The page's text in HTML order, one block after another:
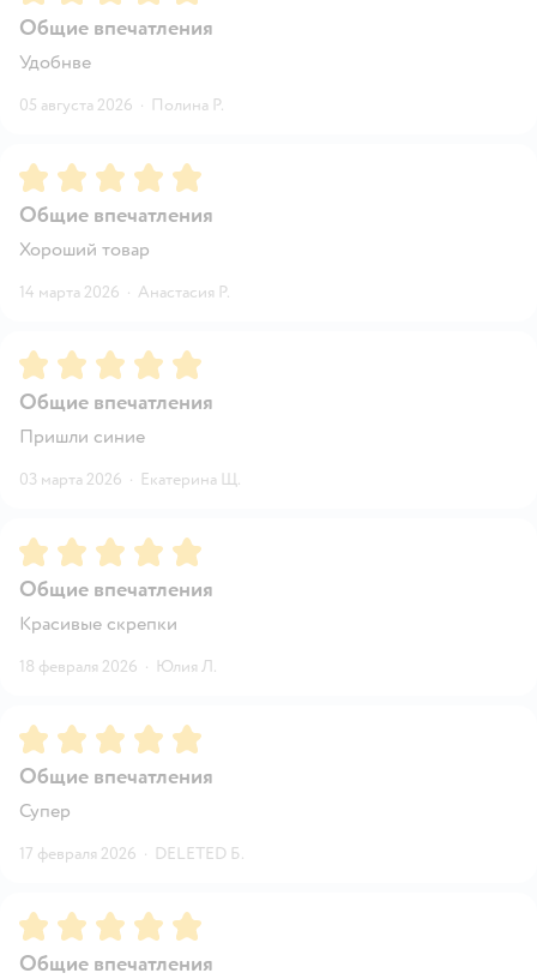
Общие впечатления
Удобнве
05 августа 2026 · Полина Р.
Рейтинг:5
Общие впечатления
Хороший товар
14 марта 2026 · Анастасия Р.
Рейтинг:5
Общие впечатления
Пришли синие
03 марта 2026 · Екатерина Щ.
Рейтинг:5
Общие впечатления
Красивые скрепки
18 февраля 2026 · Юлия Л.
Рейтинг:5
Общие впечатления
Супер
17 февраля 2026 · DELETED Б.
Рейтинг:5
Общие впечатления